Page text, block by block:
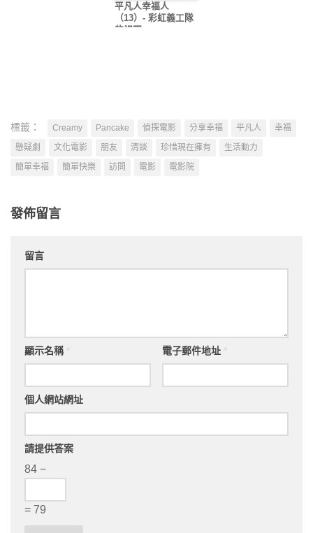
平凡人幸福人
（13）- 彩虹義工隊
的視野
標籤： Creamy Pancake 偵探電影 分享幸福 平凡人
幸福
懸疑劇
文化電影 朋友 清談 珍惜現在擁有
生活動力
簡單幸福
簡單快樂 訪問 電影 電影院
發佈留言
留言
顯示名稱 電子郵件地址
個人網站網址
請提供答案
84 −
= 79